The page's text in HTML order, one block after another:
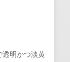
透明かつ淡黄